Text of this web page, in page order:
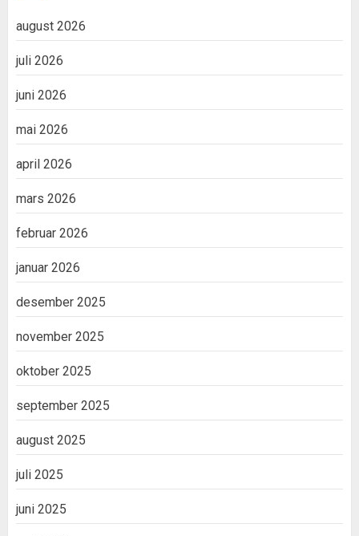
august 2026
juli 2026
juni 2026
mai 2026
april 2026
mars 2026
februar 2026
januar 2026
desember 2025
november 2025
oktober 2025
september 2025
august 2025
juli 2025
juni 2025